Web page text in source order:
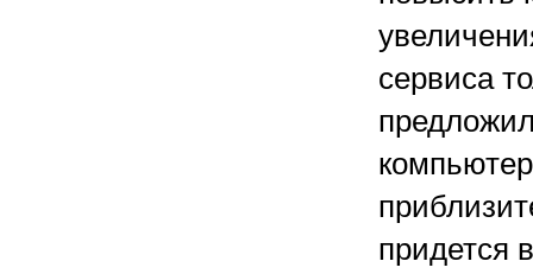
сервиса
придется